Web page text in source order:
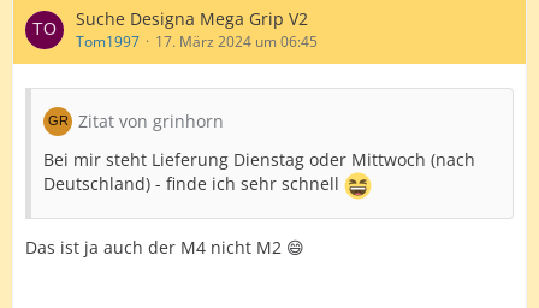
Suche Designa Mega Grip V2
Tom1997 17. März 2024 um 06:45
Zitat von grinhorn
Bei mir steht Lieferung Dienstag oder Mittwoch (nach
Deutschland) - finde ich sehr schnell
Das ist ja auch der M4 nicht M2 😄